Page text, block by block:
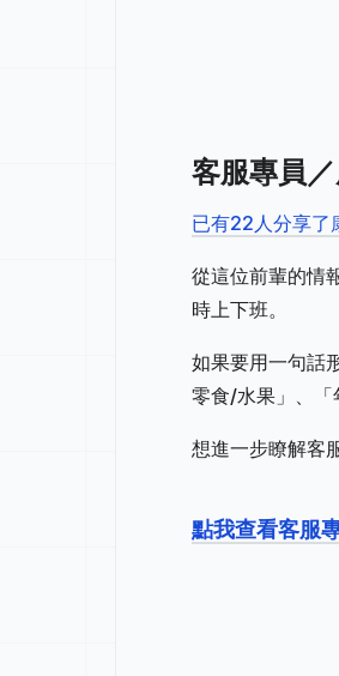
客服專員
已有22人分享了
從這位前輩的情
時上下班。
如果要用一句話
零食/水果」、「
想進一步瞭解客
點我查看客服